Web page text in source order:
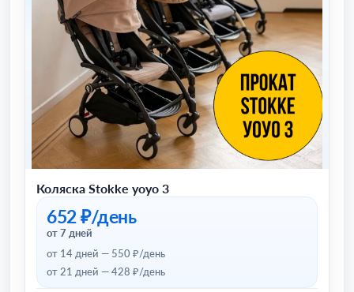
Коляска Stokke yoyo 3
652 ₽/день
от 7 дней
от 14 дней — 550 ₽/день
от 21 дней — 428 ₽/день